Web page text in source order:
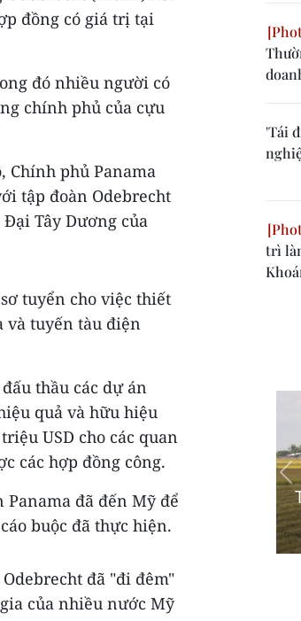
đồng có giá trị tại
đó nhiều người có
chính phủ của cựu
Chính phủ Panama
tập đoàn Odebrecht
Tây Dương của
tuyển cho việc thiết
và tuyến tàu điện
thầu các dự án
quả và hữu hiệu
USD cho các quan
các hợp đồng công.
đã đến Mỹ để
buộc đã thực hiện.
đã "đi đêm"
của nhiều nước Mỹ
'Tái
trì